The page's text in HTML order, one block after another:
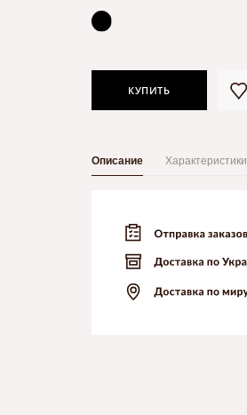
КУПИТЬ
Описание Характеристики